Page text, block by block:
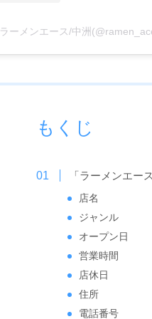
ラーメンエース/中洲
もくじ
「ラーメンエー
店名
ジャンル
オープン日
営業時間
店休日
住所
電話番号